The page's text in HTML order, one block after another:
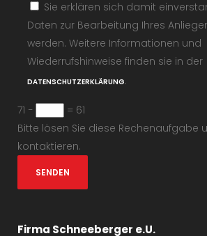
Sie erklären sich damit
Daten zur Bearbeitung Ihres
werden. Weitere Informationen und
Wiederrufshinweise finden sie in der
DATENSCHUTZERKLÄRUNG.
71 −
= 61
Bitte lösen Sie diese Rechenaufgabe
kontaktieren.
Firma Schneeberger e.U.